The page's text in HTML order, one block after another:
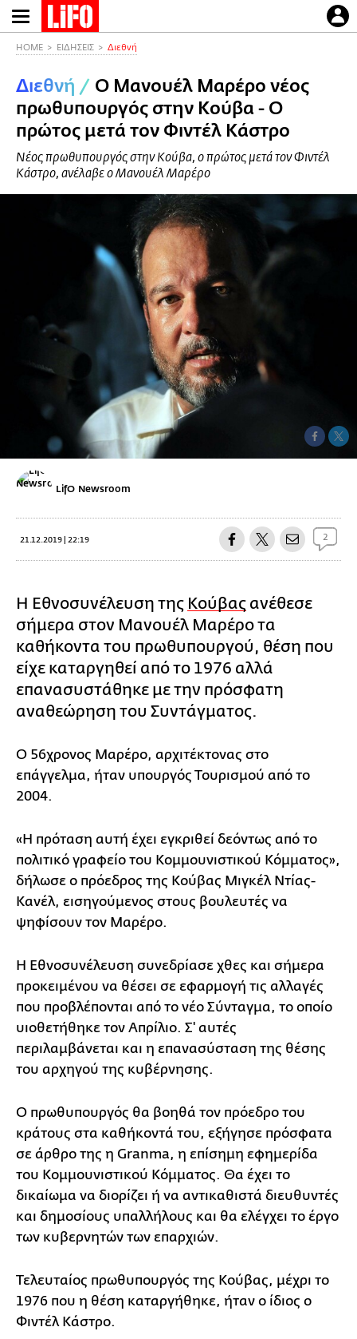
Παράκαμψη
προς
περιεχόμενο
HOME ΕΙΔΗΣΕΙΣ Διεθνή
Διεθνή / Ο Μανουέλ Μαρέρο νέος
πρωθυπουργός στην Κούβα - Ο
πρώτος μετά τον Φιντέλ Κάστρο
Νέος πρωθυπουργός στην Κούβα, ο πρώτος μετά τον Φιντέλ
Κάστρο, ανέλαβε ο Μανουέλ Μαρέρο
LifO Newsroom
21.12.2019 | 22:19 2
Η Εθνοσυνέλευση της Κούβας ανέθεσε
σήμερα στον Μανουέλ Μαρέρο τα
καθήκοντα του πρωθυπουργού, θέση που
είχε καταργηθεί από το 1976 αλλά
επανασυστάθηκε με την πρόσφατη
αναθεώρηση του Συντάγματος.
Ο 56χρονος Μαρέρο, αρχιτέκτονας στο
επάγγελμα, ήταν υπουργός Τουρισμού από το
2004.
«Η πρόταση αυτή έχει εγκριθεί δεόντως από το
πολιτικό γραφείο του Κομμουνιστικού Κόμματος»,
δήλωσε ο πρόεδρος της Κούβας Μιγκέλ Ντίας-
Κανέλ, εισηγούμενος στους βουλευτές να
ψηφίσουν τον Μαρέρο.
Η Εθνοσυνέλευση συνεδρίασε χθες και σήμερα
προκειμένου να θέσει σε εφαρμογή τις αλλαγές
που προβλέπονται από το νέο Σύνταγμα, το οποίο
υιοθετήθηκε τον Απρίλιο. Σ' αυτές
περιλαμβάνεται και η επανασύσταση της θέσης
του αρχηγού της κυβέρνησης.
Ο πρωθυπουργός θα βοηθά τον πρόεδρο του
κράτους στα καθήκοντά του, εξήγησε πρόσφατα
σε άρθρο της η Granma, η επίσημη εφημερίδα
του Κομμουνιστικού Κόμματος. Θα έχει το
δικαίωμα να διορίζει ή να αντικαθιστά διευθυντές
και δημοσίους υπαλλήλους και θα ελέγχει το έργο
των κυβερνητών των επαρχιών.
Τελευταίος πρωθυπουργός της Κούβας, μέχρι το
1976 που η θέση καταργήθηκε, ήταν ο ίδιος ο
Φιντέλ Κάστρο.